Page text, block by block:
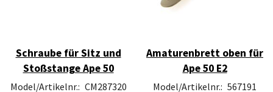
Schraube für Sitz und
Stoßstange Ape 50
Model/Artikelnr.: CM287320
Amaturenbrett oben für
Ape 50 E2
Model/Artikelnr.: 567191